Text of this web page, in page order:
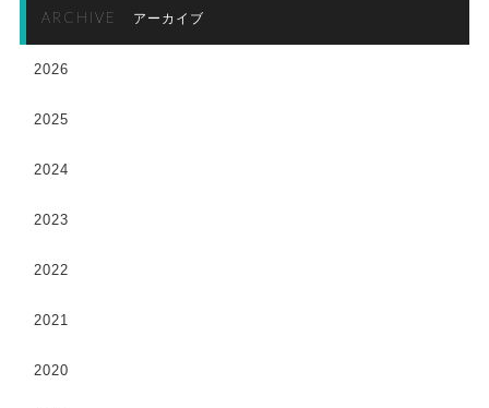
ARCHIVE アーカイブ
2026
2025
2024
2023
2022
2021
2020